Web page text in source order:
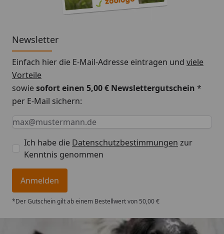
Newsletter
Einfach hier die E-Mail-Adresse eintragen und viele
Vorteile
sowiesofort einen 5,00 € Newslettergutschein *
per E-Mail sichern:
Keine Eingabe erforderlich
Eingabe erforderlich
E-Mail *
Ich habe die Datenschutzbestimmungen zur
Kenntnis genommen
Anmelden
*Der Gutschein gilt ab einem Bestellwert von 50,00 €